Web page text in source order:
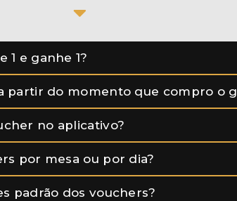
1 e ganhe 1?
partir do momento que compro o
no aplicativo?
por mesa ou por dia?
padrão dos vouchers?